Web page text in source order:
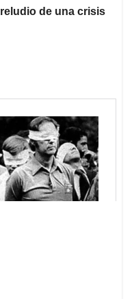
de una crisis